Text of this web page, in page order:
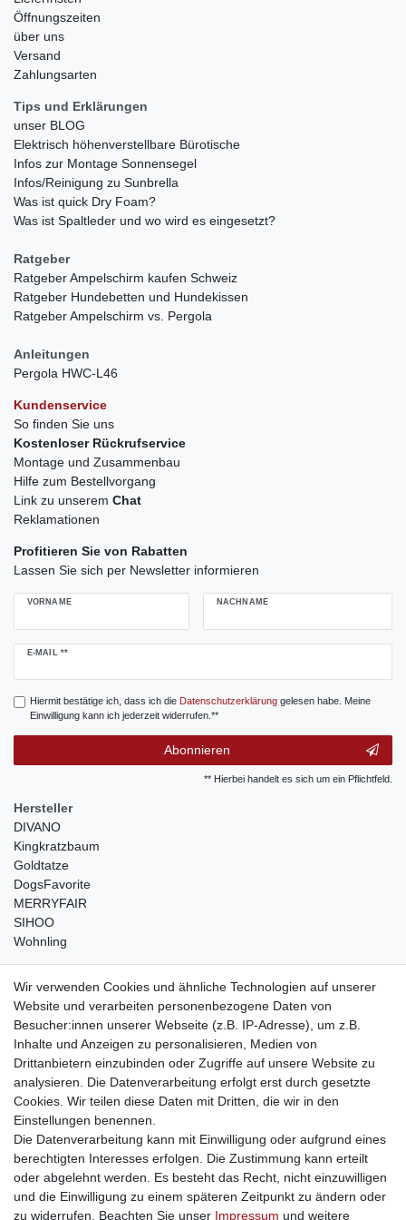
Öffnungszeiten
über uns
Versand
Zahlungsarten
Tips und Erklärungen
unser BLOG
Elektrisch höhenverstellbare Bürotische
Infos zur Montage Sonnensegel
Infos/Reinigung zu Sunbrella
Was ist quick Dry Foam?
Was ist Spaltleder und wo wird es eingesetzt?
Ratgeber
Ratgeber Ampelschirm kaufen Schweiz
Ratgeber Hundebetten und Hundekissen
Ratgeber Ampelschirm vs. Pergola
Anleitungen
Pergola HWC-L46
Kundenservice
So finden Sie uns
Kostenloser Rückrufservice
Montage und Zusammenbau
Hilfe zum Bestellvorgang
Link zu unserem Chat
Reklamationen
Profitieren Sie von Rabatten
Lassen Sie sich per Newsletter informieren
VORNAME NACHNAME
E-MAIL **
Newsletter
Hiermit bestätige ich, dass ich die Daten­schutz­erklärunggelesen habe. Meine
Einwilligung kann ich jederzeit widerrufen.**
Abonnieren
** Hierbei handelt es sich um ein Pflichtfeld.
Hersteller
DIVANO
Kingkratzbaum
Goldtatze
DogsFavorite
MERRYFAIR
SIHOO
Wohnling
weitere Shops
traumlampen- Lampen und Kronleuchter
kinderwagencenter- Exklusive und günstige Kinderwagen
gastrogeraete24- alles für Gastronomie und Imbiss
soziale Medien
Facebook
sicher einkaufen
Wir verwenden Cookies und ähnliche Technologien auf unserer
Website und verarbeiten personenbezogene Daten von
Besucher:innen unserer Webseite (z.B. IP-Adresse), um z.B.
Inhalte und Anzeigen zu personalisieren, Medien von
Drittanbietern einzubinden oder Zugriffe auf unsere Website zu
analysieren. Die Datenverarbeitung erfolgt erst durch gesetzte
Cookies. Wir teilen diese Daten mit Dritten, die wir in den
Einstellungen benennen.
Die Datenverarbeitung kann mit Einwilligung oder aufgrund eines
berechtigten Interesses erfolgen. Die Zustimmung kann erteilt
oder abgelehnt werden. Es besteht das Recht, nicht einzuwilligen
und die Einwilligung zu einem späteren Zeitpunkt zu ändern oder
zu widerrufen. Beachten Sie unser Impressum und weitere